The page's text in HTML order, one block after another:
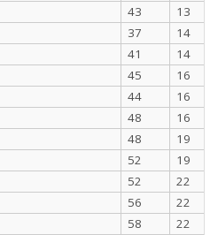
43 13
37 14
41 14
45 16
44 16
48 16
48 19
52 19
52 22
56 22
58 22